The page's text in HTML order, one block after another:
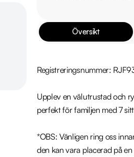
Översikt
Registreringsnummer:
Upplev en välutrustad och
perfekt för familjen med 7
*OBS: Vänligen ring oss
den kan vara placerad på